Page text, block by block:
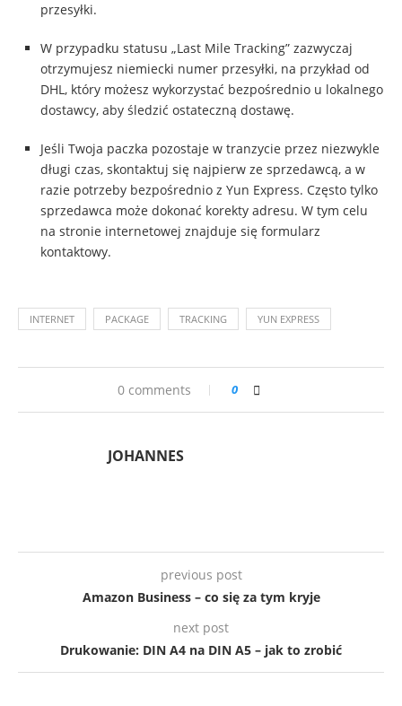
przesyłki.
W przypadku statusu „Last Mile Tracking” zazwyczaj
otrzymujesz niemiecki numer przesyłki, na przykład od
DHL, który możesz wykorzystać bezpośrednio u lokalnego
dostawcy, aby śledzić ostateczną dostawę.
Jeśli Twoja paczka pozostaje w tranzycie przez niezwykle
długi czas, skontaktuj się najpierw ze sprzedawcą, a w
razie potrzeby bezpośrednio z Yun Express. Często tylko
sprzedawca może dokonać korekty adresu. W tym celu
na stronie internetowej znajduje się formularz
kontaktowy.
INTERNET PACKAGE TRACKING YUN EXPRESS
0 comments 0
JOHANNES
previous post
Amazon Business – co się za tym kryje
next post
Drukowanie: DIN A4 na DIN A5 – jak to zrobić